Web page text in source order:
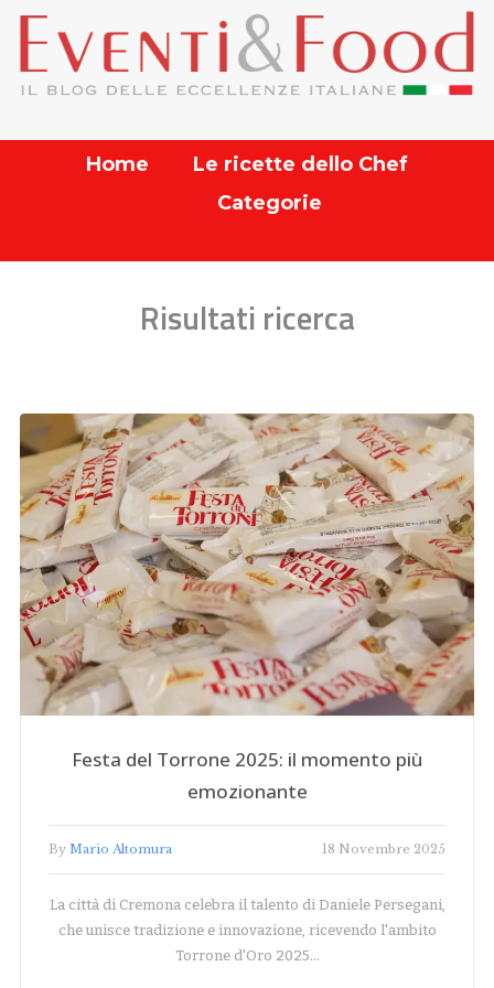
Home
Le ricette dello Chef
Categorie
Risultati ricerca
Festa del Torrone 2025: il momento più
emozionante
By Mario Altomura 18 Novembre 2025
La città di Cremona celebra il talento di Daniele Persegani,
che unisce tradizione e innovazione, ricevendo l'ambito
Torrone d'Oro 2025…